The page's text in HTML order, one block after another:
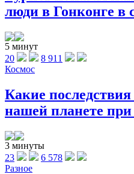
люди в Гонконге в
5 минут
20
8 911
Космос
Какие последствия
нашей планете при
3 минуты
23
6 578
Разное